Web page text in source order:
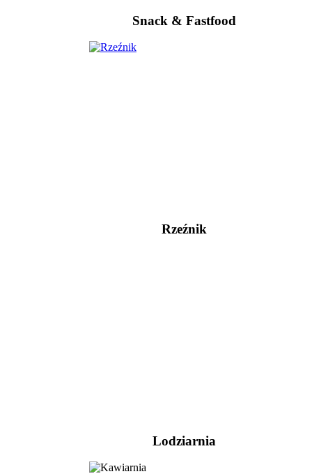
Snack & Fastfood
Rzeźnik
Lodziarnia